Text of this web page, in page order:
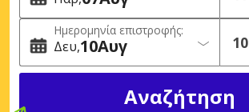
Ημερομηνία επιστροφής:
Δευ 10Αυγ